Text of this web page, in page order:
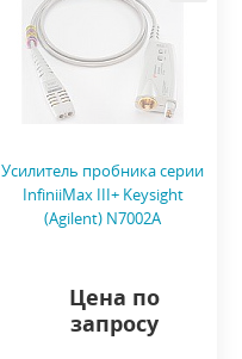
Усилитель пробника серии
InfiniiMax III+ Keysight
(Agilent) N7002A
Цена по
запросу